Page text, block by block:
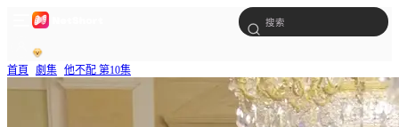
首頁 劇集 他不配 第10集